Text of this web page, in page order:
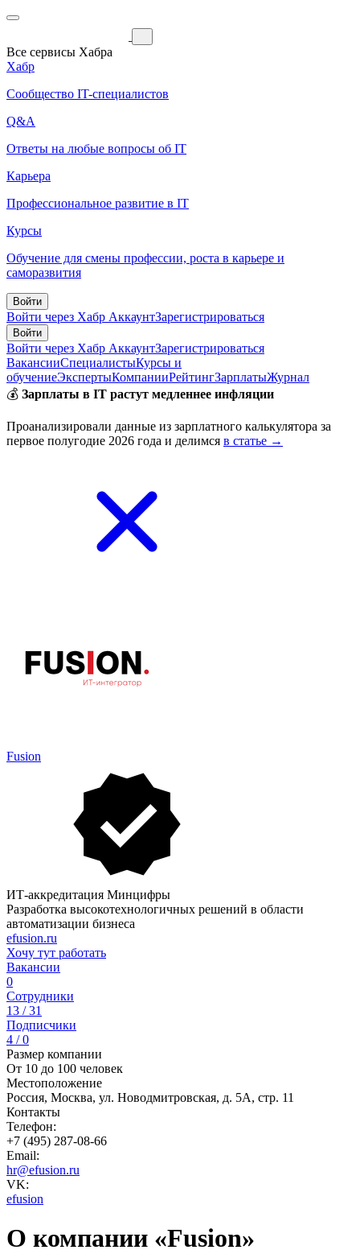
Все сервисы Хабра
Хабр
Сообщество IT-специалистов
Q&A
Ответы на любые вопросы об IT
Карьера
Профессиональное развитие в IT
Курсы
Обучение для смены профессии, роста в карьере и
саморазвития
Войти
Войти через Хабр АккаунтЗарегистрироваться
Войти
Войти через Хабр АккаунтЗарегистрироваться
ВакансииСпециалистыКурсы и
обучениеЭкспертыКомпанииРейтингЗарплатыЖурнал
💰 Зарплаты в IT растут медленнее инфляции
Проанализировали данные из зарплатного калькулятора за
первое полугодие 2026 года и делимся в статье →
Fusion
ИТ-аккредитация Минцифры
Разработка высокотехнологичных решений в области
автоматизации бизнеса
efusion.ru
Хочу тут работать
Вакансии
0
Сотрудники
13 / 31
Подписчики
4 / 0
Размер компании
От 10 до 100 человек
Местоположение
Россия, Москва, ул. Новодмитровская, д. 5А, стр. 11
Контакты
Телефон:
+7 (495) 287-08-66
Email:
hr@efusion.ru
VK:
efusion
О компании «Fusion»